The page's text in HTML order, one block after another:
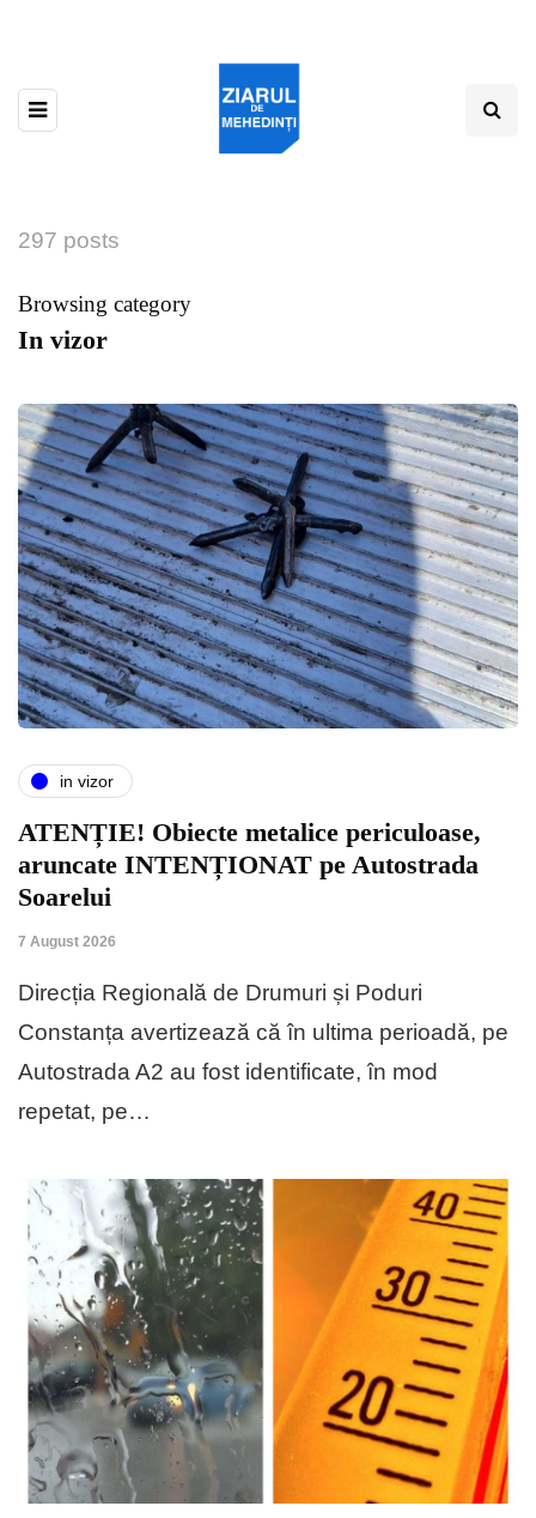
297 posts
Browsing category
In vizor
in vizor
ATENȚIE! Obiecte metalice periculoase,
aruncate INTENȚIONAT pe Autostrada
Soarelui
7 August 2026
Direcția Regională de Drumuri și Poduri
Constanța avertizează că în ultima perioadă, pe
Autostrada A2 au fost identificate, în mod
repetat, pe…